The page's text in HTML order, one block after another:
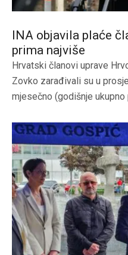
INA objavila plaće
prima najviše
Hrvatski članovi uprave
Zovko zarađivali su u
mjesečno (godišnje ukupno